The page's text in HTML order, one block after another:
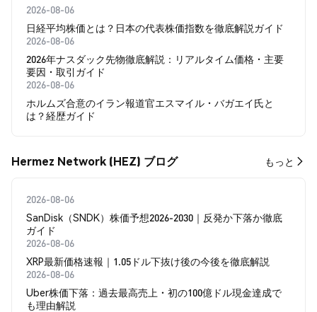
2026-08-06
日経平均株価とは？日本の代表株価指数を徹底解説ガイド
2026-08-06
2026年ナスダック先物徹底解説：リアルタイム価格・主要
要因・取引ガイド
2026-08-06
ホルムズ合意のイラン報道官エスマイル・バガエイ氏と
は？経歴ガイド
Hermez Network (HEZ) ブログ もっと
2026-08-06
SanDisk（SNDK）株価予想2026-2030｜反発か下落か徹底
ガイド
2026-08-06
XRP最新価格速報｜1.05ドル下抜け後の今後を徹底解説
2026-08-06
Uber株価下落：過去最高売上・初の100億ドル現金達成で
も理由解説